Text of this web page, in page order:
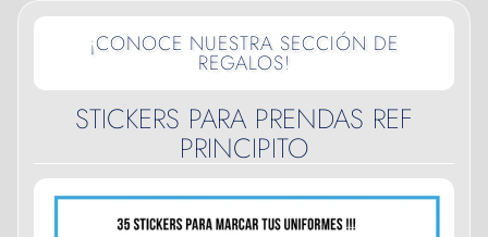
¡CONOCE NUESTRA SECCIÓN DE
REGALOS!
STICKERS PARA PRENDAS REF
PRINCIPITO